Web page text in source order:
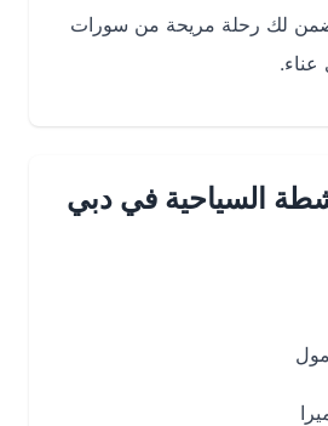
رحلة مريحة من سورات
السياحية في دبي